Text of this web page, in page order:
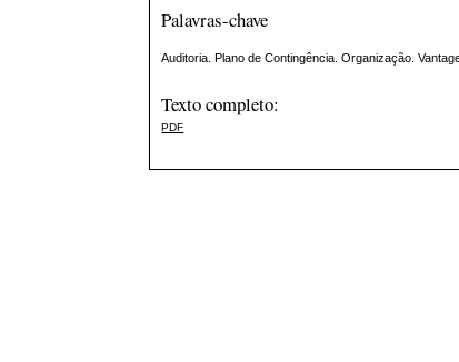
Palavras-chave
Auditoria. Plano de Contingência. Organização.
Texto completo:
PDF